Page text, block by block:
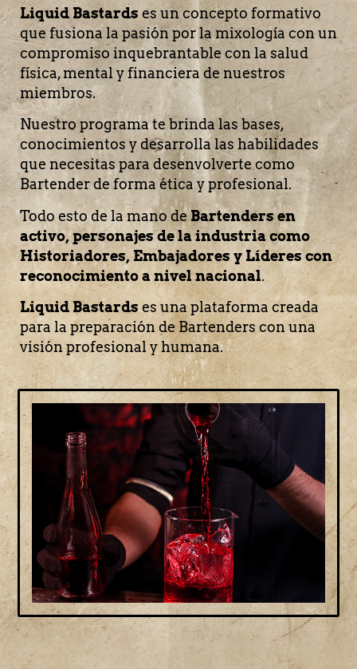
Liquid Bastards es un concepto formativo
que fusiona la pasión por la mixología con un
compromiso inquebrantable con la salud
física, mental y financiera de nuestros
miembros.
Nuestro programa te brinda las bases,
conocimientos y desarrolla las habilidades
que necesitas para desenvolverte como
Bartender de forma ética y profesional.
Todo esto de la mano deBartenders en
activo, personajes de la industria como
Historiadores, Embajadores y Líderes con
reconocimiento a nivel nacional.
Liquid Bastards es una plataforma creada
para la preparación de Bartenders con una
visión profesional y humana.